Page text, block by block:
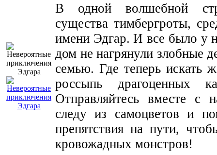
В одной волшебной
существа тимбергроты,
имени Эдгар. И все было у
дом не нагрянули злобные
семью. Где теперь искать
россыпь драгоценных
Отправляйтесь вместе с
следу из самоцветов и
препятствия на пути,
кровожадных монстров!